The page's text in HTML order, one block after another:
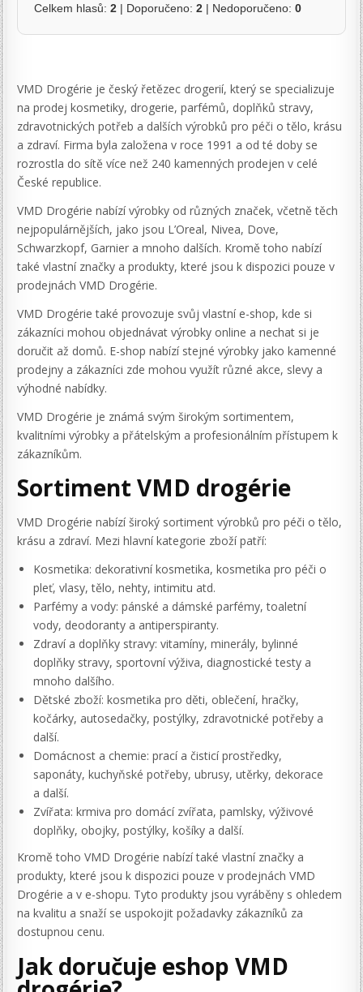
Celkem hlasů:2 | Doporučeno:2 | Nedoporučeno:0
VMD Drogérie je český řetězec drogerií, který se specializuje
na prodej kosmetiky, drogerie, parfémů, doplňků stravy,
zdravotnických potřeb a dalších výrobků pro péči o tělo, krásu
a zdraví. Firma byla založena v roce 1991 a od té doby se
rozrostla do sítě více než 240 kamenných prodejen v celé
České republice.
VMD Drogérie nabízí výrobky od různých značek, včetně těch
nejpopulárnějších, jako jsou L’Oreal, Nivea, Dove,
Schwarzkopf, Garnier a mnoho dalších. Kromě toho nabízí
také vlastní značky a produkty, které jsou k dispozici pouze v
prodejnách VMD Drogérie.
VMD Drogérie také provozuje svůj vlastní e-shop, kde si
zákazníci mohou objednávat výrobky online a nechat si je
doručit až domů. E-shop nabízí stejné výrobky jako kamenné
prodejny a zákazníci zde mohou využít různé akce, slevy a
výhodné nabídky.
VMD Drogérie je známá svým širokým sortimentem,
kvalitními výrobky a přátelským a profesionálním přístupem k
zákazníkům.
Sortiment VMD drogérie
VMD Drogérie nabízí široký sortiment výrobků pro péči o tělo,
krásu a zdraví. Mezi hlavní kategorie zboží patří:
Kosmetika: dekorativní kosmetika, kosmetika pro péči o
pleť, vlasy, tělo, nehty, intimitu atd.
Parfémy a vody: pánské a dámské parfémy, toaletní
vody, deodoranty a antiperspiranty.
Zdraví a doplňky stravy: vitamíny, minerály, bylinné
doplňky stravy, sportovní výživa, diagnostické testy a
mnoho dalšího.
Dětské zboží: kosmetika pro děti, oblečení, hračky,
kočárky, autosedačky, postýlky, zdravotnické potřeby a
další.
Domácnost a chemie: prací a čisticí prostředky,
saponáty, kuchyňské potřeby, ubrusy, utěrky, dekorace
a další.
Zvířata: krmiva pro domácí zvířata, pamlsky, výživové
doplňky, obojky, postýlky, košíky a další.
Kromě toho VMD Drogérie nabízí také vlastní značky a
produkty, které jsou k dispozici pouze v prodejnách VMD
Drogérie a v e-shopu. Tyto produkty jsou vyráběny s ohledem
na kvalitu a snaží se uspokojit požadavky zákazníků za
dostupnou cenu.
Jak doručuje eshop VMD